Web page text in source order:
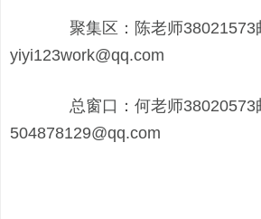
聚集区：陈老师38021573
yiyi123work@qq.com
总窗口：何老师38020573
504878129@qq.com